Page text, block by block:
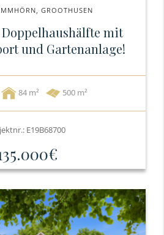
GROOTHUSEN
mit
und Gartenanlage!
84 500 m²
E19B68700